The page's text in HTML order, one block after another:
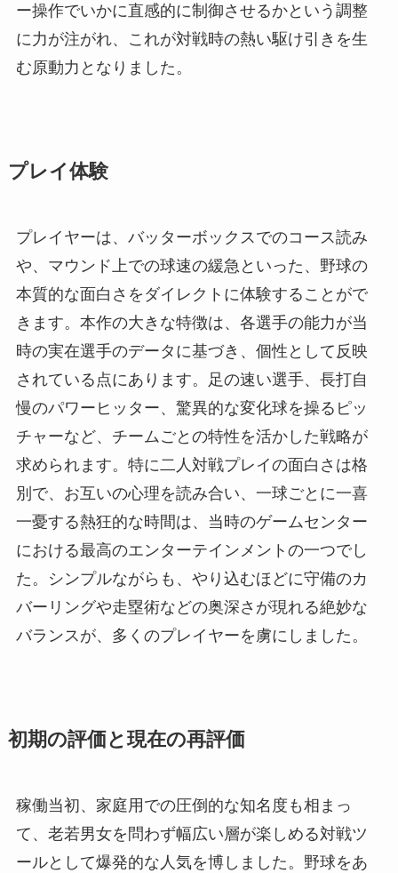
ー操作でいかに直感的に制御させるかという調整
に力が注がれ、これが対戦時の熱い駆け引きを生
む原動力となりました。
プレイ体験
プレイヤーは、バッターボックスでのコース読み
や、マウンド上での球速の緩急といった、野球の
本質的な面白さをダイレクトに体験することがで
きます。本作の大きな特徴は、各選手の能力が当
時の実在選手のデータに基づき、個性として反映
されている点にあります。足の速い選手、長打自
慢のパワーヒッター、驚異的な変化球を操るピッ
チャーなど、チームごとの特性を活かした戦略が
求められます。特に二人対戦プレイの面白さは格
別で、お互いの心理を読み合い、一球ごとに一喜
一憂する熱狂的な時間は、当時のゲームセンター
における最高のエンターテインメントの一つでし
た。シンプルながらも、やり込むほどに守備のカ
バーリングや走塁術などの奥深さが現れる絶妙な
バランスが、多くのプレイヤーを虜にしました。
初期の評価と現在の再評価
稼働当初、家庭用での圧倒的な知名度も相まっ
て、老若男女を問わず幅広い層が楽しめる対戦ツ
ールとして爆発的な人気を博しました。野球をあ